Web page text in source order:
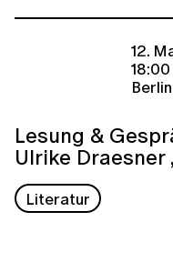
12.
18:00
Berlin
Lesung &
Ulrike Draesner
Literatur